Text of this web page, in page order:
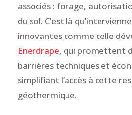
associés : forage,
du sol. C’est là
innovantes comme celle
Enerdrape, qui promettent
barrières techniques et
simplifiant l’accès à cette
géothermique.